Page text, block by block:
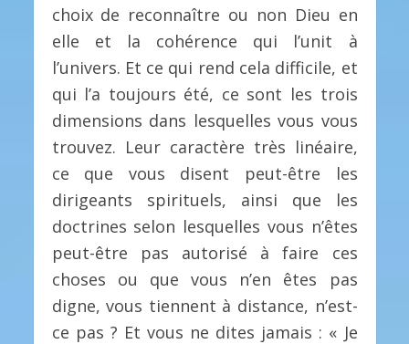
choix de reconnaître ou non Dieu en
elle et la cohérence qui l’unit à
l’univers. Et ce qui rend cela difficile, et
qui l’a toujours été, ce sont les trois
dimensions dans lesquelles vous vous
trouvez. Leur caractère très linéaire,
ce que vous disent peut-être les
dirigeants spirituels, ainsi que les
doctrines selon lesquelles vous n’êtes
peut-être pas autorisé à faire ces
choses ou que vous n’en êtes pas
digne, vous tiennent à distance, n’est-
ce pas ? Et vous ne dites jamais : « Je